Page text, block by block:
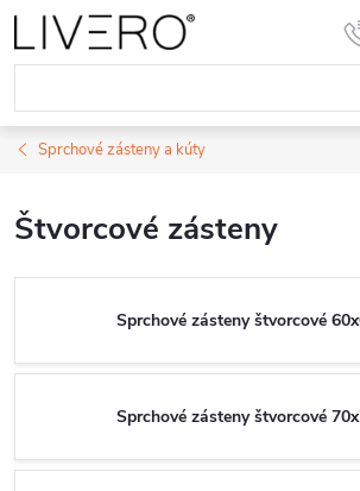
Prejsť
na
obsah
Sprchové zásteny a kúty
Štvorcové zásteny
Sprchové zásteny štvorcové
Sprchové zásteny štvorcové